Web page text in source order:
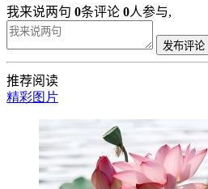
我来说两句 0条评论 0人参与,
发布评论
推荐阅读